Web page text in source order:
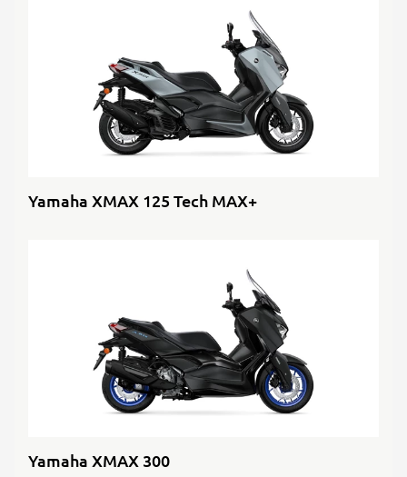
Yamaha XMAX 125 Tech MAX+
Yamaha XMAX 300